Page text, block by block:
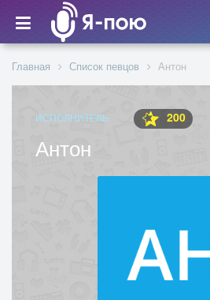
Главная Список певцов Антон
ИСПОЛНИТЕЛЬ 200
Антон